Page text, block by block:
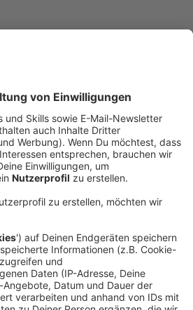
Volkszählung. Alle zehn Jahre
- wegen Corona nun
Alle Wohnungseigentümer
Post, außerdem jeder
per Zufallsverfahren. Es wird
Fragen über ihr
Haushalt beantworten
erhält, der muss auch nicht